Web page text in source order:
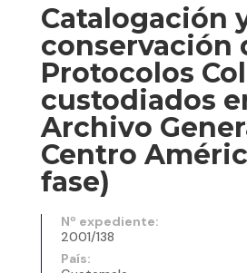
Catalogación
conservación
Protocolos
custodiados
Archivo
Centro
fase)
Nº expediente:
2001/138
País: